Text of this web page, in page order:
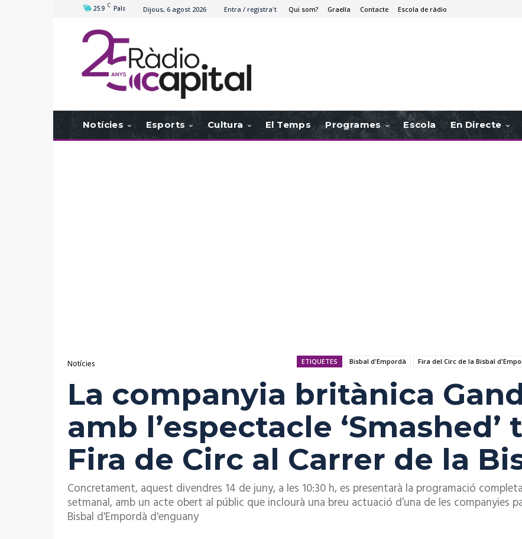
25.9 C Pals Dijous, 6 agost 2026 Entra / registra't Qui som? Graella Contacte Escola de ràdio
Notícies Esports Cultura El Temps Programes Escola En Directe
Notícies ETIQUETES Bisbal d'Empordà Fira del Circ de la Bisbal
La companyia britànica
amb l’espectacle ‘Smashed’
Fira de Circ al Carrer de la
Concretament, aquest divendres 14 de juny, a les 10:30 h, es presentarà la programació
setmanal, amb un acte obert al públic que inclourà una breu actuació d’una de les companyies
Bisbal d'Empordà d'enguany